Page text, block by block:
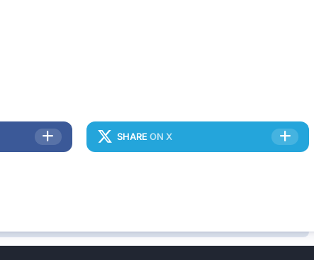
SHARE ON X